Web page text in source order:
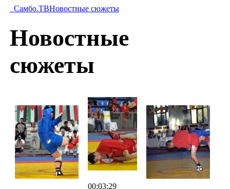
Самбо.ТВНовостные сюжеты
Новостные
сюжеты
00:03:29